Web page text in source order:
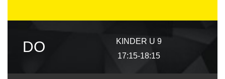
DO
KINDER U 9
17:15-18:15